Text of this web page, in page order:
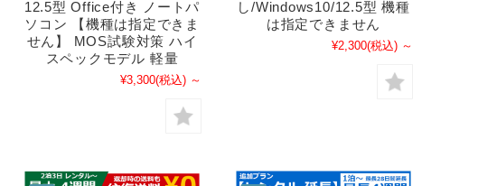
12.5型 Office付き ノートパ
ソコン 【機種は指定できま
せん】 MOS試験対策 ハイ
スペックモデル 軽量
¥3,300(税込) ～
し/Windows10/12.5型 機種
は指定できません
¥2,300(税込) ～